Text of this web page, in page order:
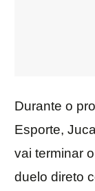
Durante o
Esporte,
vai terminar
duelo direto